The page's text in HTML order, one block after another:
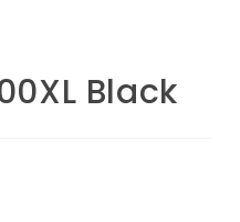
Black